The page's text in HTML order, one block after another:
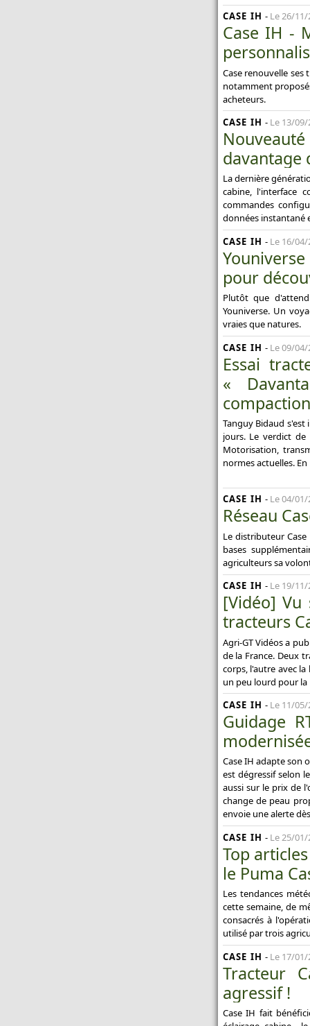
CASE IH - Le 26/11/
Case IH -
Case renouvelle
notamment
acheteurs.
CASE IH - Le 13/09/
davantage
La dernière
cabine, l'interface
commandes
données instantané
CASE IH - Le 16/04/
pour
Plutôt que
Youniverse. Un
vraies que natures.
CASE IH - Le 09/04/
Essai
«
Tanguy Bidaud
jours. Le verdict
Motorisation,
normes actuelles.
CASE IH - Le 04/01/
Réseau
Le distributeur
bases
agriculteurs sa
CASE IH - Le 19/11/
[Vidéo] Vu
tracteurs
Agri-GT Vidéos a
de la France. Deux
corps, l'autre avec
un peu lourd pour la
CASE IH - Le 11/05/
Guidage
Case IH adapte son
est dégressif selon
aussi sur le prix de
change de peau
envoie une alerte
CASE IH - Le 25/01/
Top
le Puma
Les tendances
cette semaine, de
consacrés à
utilisé par trois
CASE IH - Le 17/01/
Tracteur
agressif !
Case IH fait